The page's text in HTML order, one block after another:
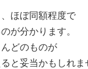
ほぼ同額程度で
が分かります。
どのものが
と妥当かもしれま